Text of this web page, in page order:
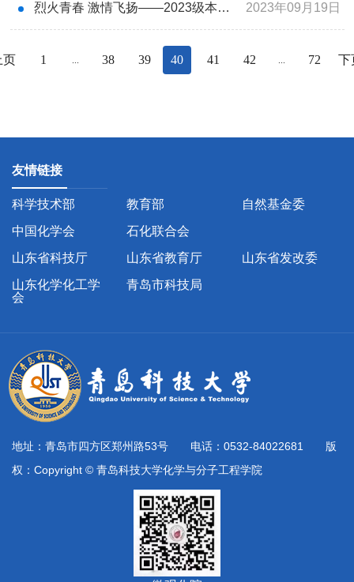
烈火青春 激情飞扬——2023级本科新生军训记 2023年09月19日
页 1 ... 38 39 40 41 42 ... 72 下
友情链接
科学技术部 教育部
自然基金委
中国化学会
石化联合会
山东省科技厅
山东省教育厅
山东省发改委
山东化学化工学
会
青岛市科技局
地址：青岛市四方区郑州路53号 电话：0532-84022681 版
权：Copyright © 青岛科技大学化学与分子工程学院